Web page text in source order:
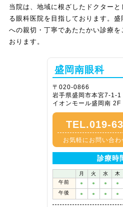
当院は、地域に根ざしたドクター
る眼科医院を目指しております。
への親切・丁寧であたたかい診療
おります。
盛岡南眼科
〒020-0866
岩手県盛岡市本宮7-1-1
イオンモール盛岡南 2F
TEL.019-
お気軽にお問い合わ
診療時
月 火 水 木
午前
● ● ● ●
午後
● ● ● ●